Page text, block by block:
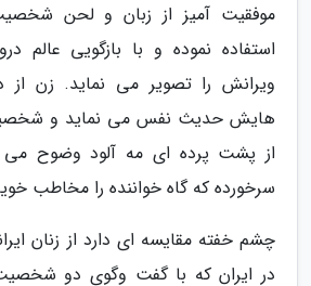
موفقیت آمیز از زبان و لحن
استفاده نموده و با بازگویی عالم
ویرانش را تصویر می نماید. زن
هایش حدیث نفس می نماید و
از پشت پرده ای مه آلود وضوح
سرخورده که گاه خواننده را مخاطب
چشم خفته مقایسه ای دارد از زنان
در ایران که با گفت وگوی دو